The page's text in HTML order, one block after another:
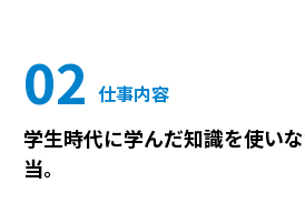
02 仕事内容
学生時代に学んだ知識を使い
当。